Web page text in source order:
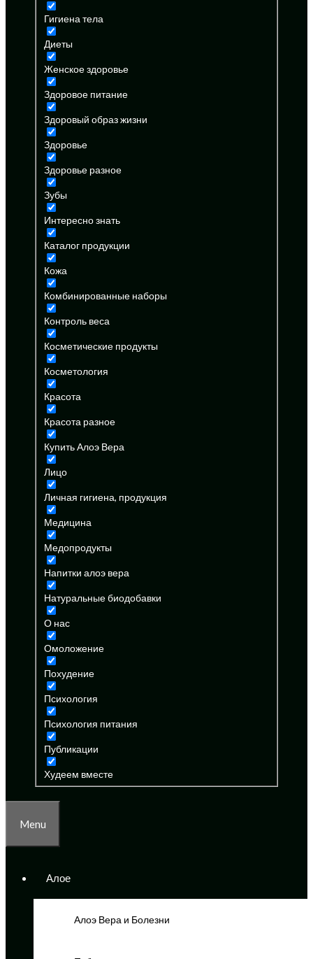
Гигиена тела
Диеты
Женское здоровье
Здоровое питание
Здоровый образ жизни
Здоровье
Здоровье разное
Зубы
Интересно знать
Каталог продукции
Кожа
Комбинированные наборы
Контроль веса
Косметические продукты
Косметология
Красота
Красота разное
Купить Алоэ Вера
Лицо
Личная гигиена, продукция
Медицина
Медопродукты
Напитки алоэ вера
Натуральные биодобавки
О нас
Омоложение
Похудение
Психология
Психология питания
Публикации
Худеем вместе
Menu
Алое
Алоэ Вера и Болезни